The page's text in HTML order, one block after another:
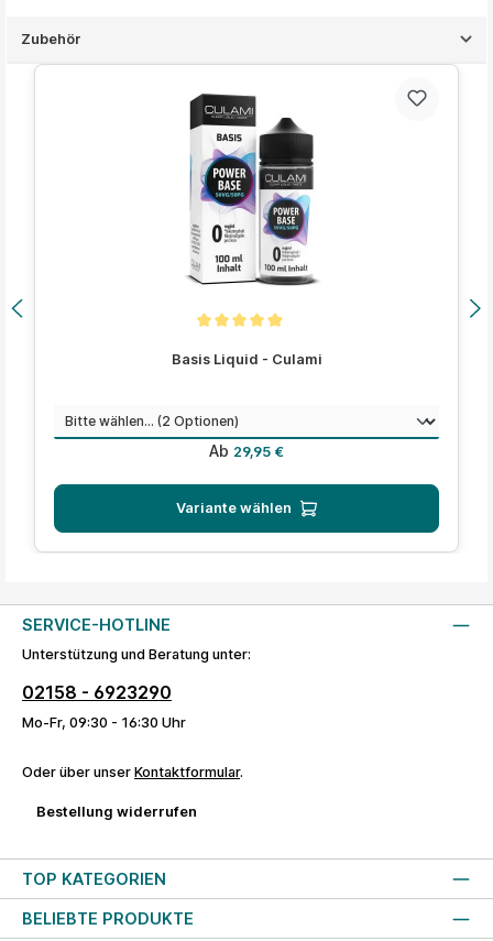
Zubehör
Produktgalerie überspringen
Basis Liquid - Culami
Mengeauswählen
Regulärer Preis:
Ab 29,95 €
Variante wählen
SERVICE-HOTLINE
Unterstützung und Beratung unter:
02158 - 6923290
Mo-Fr, 09:30 - 16:30 Uhr
Oder über unser Kontaktformular.
Bestellung widerrufen
TOP KATEGORIEN
BELIEBTE PRODUKTE